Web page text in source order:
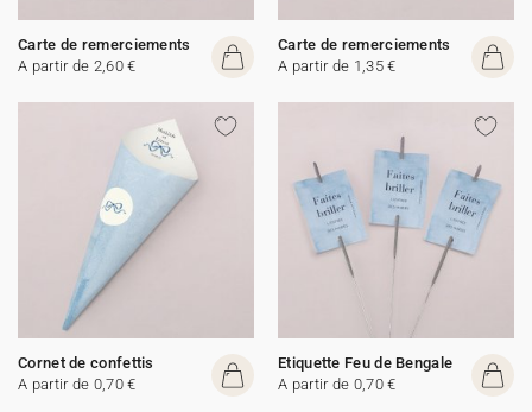
Carte de remerciements
A partir de 2,60 €
Carte de remerciements
A partir de 1,35 €
Cornet de confettis
A partir de 0,70 €
Etiquette Feu de Bengale
A partir de 0,70 €